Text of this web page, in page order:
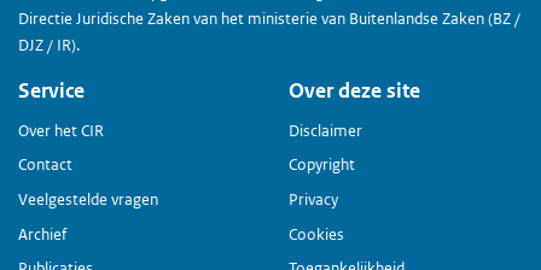
Directie Juridische Zaken van het ministerie van Buitenlandse Zaken (BZ /
DJZ / IR).
Service
Over het CIR
Contact
Veelgestelde vragen
Archief
Over deze site
Disclaimer
Copyright
Privacy
Cookies